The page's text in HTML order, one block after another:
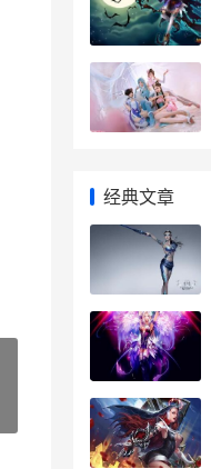
经典文章